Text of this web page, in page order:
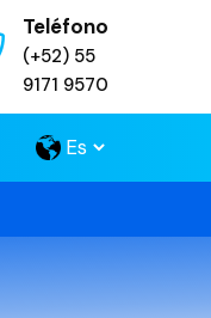
Teléfono
(+52) 55
9171 9570